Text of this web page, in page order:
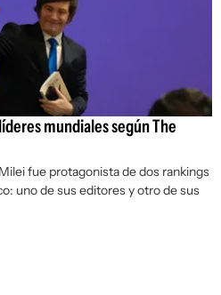
mundiales según The
fue protagonista de dos rankings
uno de sus editores y otro de sus